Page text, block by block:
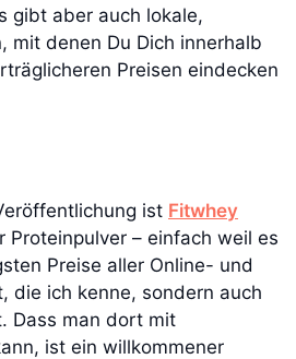
gibt aber auch lokale,
mit denen Du Dich innerhalb
Preisen eindecken
ist Fitwhey
Proteinpulver – einfach weil es
Preise aller Online- und
die ich kenne, sondern auch
Dass man dort mit
ist ein willkommener